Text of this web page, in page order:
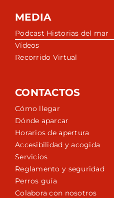
MEDIA
Podcast Historias del mar
Vídeos
Recorrido Virtual
CONTACTOS
Cómo llegar
Dónde aparcar
Horarios de apertura
Accesibilidad y acogida
Servicios
Reglamento y seguridad
Perros guía
Colabora con nosotros